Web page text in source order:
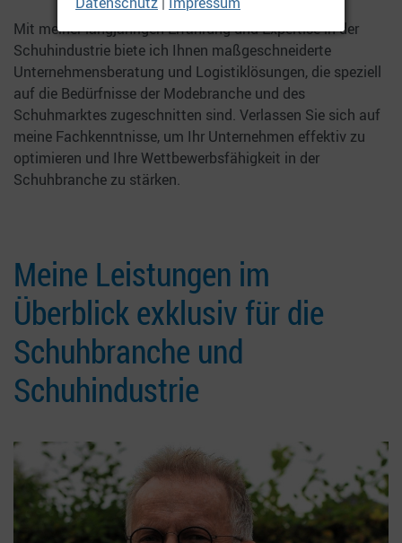
Mit meiner langjährigen Erfahrung und Expertise in der
Schuhindustrie biete ich Ihnen maßgeschneiderte
Unternehmensberatung und Logistiklösungen, die speziell
auf die Bedürfnisse der Modebranche und des
Schuhmarktes zugeschnitten sind. Verlassen Sie sich auf
meine Fachkenntnisse, um Ihr Unternehmen effektiv zu
optimieren und Ihre Wettbewerbsfähigkeit in der
Schuhbranche zu stärken.
Meine Leistungen im
Überblick exklusiv für die
Schuhbranche und
Schuhindustrie